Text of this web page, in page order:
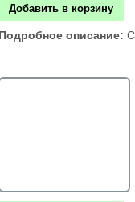
Добавить в корзину
Подробное описание: